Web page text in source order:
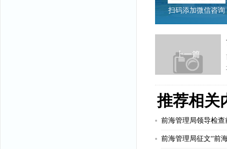
扫码添加微信咨询
上一篇
推荐相关
前海管理局领导检
前海管理局征文“前